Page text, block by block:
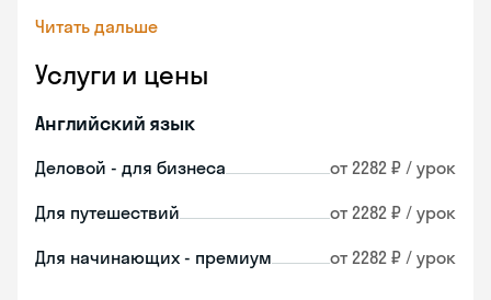
Читать дальше
Услуги и цены
Английский язык
Деловой - для бизнеса от 2282 ₽ / урок
Для путешествий от 2282 ₽ / урок
Для начинающих - премиум от 2282 ₽ / урок